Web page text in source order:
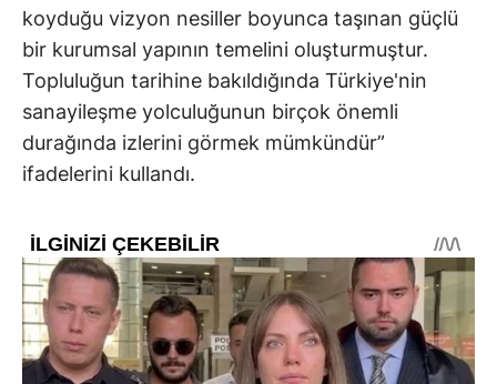
koyduğu vizyon nesiller boyunca taşınan güçlü
bir kurumsal yapının temelini oluşturmuştur.
Topluluğun tarihine bakıldığında Türkiye'nin
sanayileşme yolculuğunun birçok önemli
durağında izlerini görmek mümkündür”
ifadelerini kullandı.